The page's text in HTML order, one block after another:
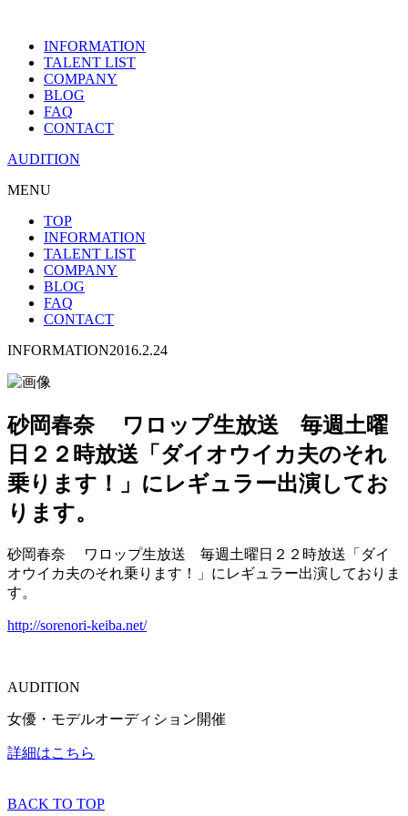
INFORMATION
TALENT LIST
COMPANY
BLOG
FAQ
CONTACT
AUDITION
MENU
TOP
INFORMATION
TALENT LIST
COMPANY
BLOG
FAQ
CONTACT
INFORMATION2016.2.24
砂岡春奈 ワロップ生放送 毎週土曜
日２２時放送「ダイオウイカ夫のそれ
乗ります！」にレギュラー出演してお
ります。
砂岡春奈
ワロップ生放送 毎週土曜日２２時放送「ダイ
オウイカ夫のそれ乗ります！」にレギュラー出演しておりま
す。
http://sorenori-keiba.net/
AUDITION
女優・モデルオーディション開催
詳細はこちら
BACK TO TOP